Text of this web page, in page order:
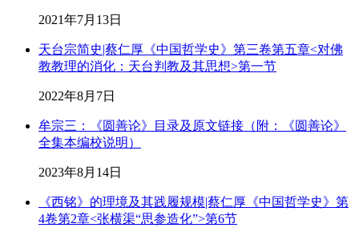
2021年7月13日
天台宗简史|蔡仁厚《中国哲学史》第三卷第五章<对佛
教教理的消化：天台判教及其思想>第一节
2022年8月7日
牟宗三：《圆善论》目录及原文链接（附：《圆善论》
全集本编校说明）
2023年8月14日
《西铭》的理境及其践履规模|蔡仁厚《中国哲学史》第
4卷第2章<张横渠“思参造化”>第6节